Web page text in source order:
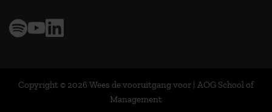
Copyright © 2026 Wees de vooruitgang voor | AOG School of
Management